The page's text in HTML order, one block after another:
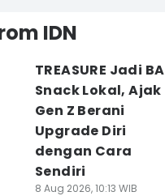
IDN
TREASURE Jadi BA
Snack Lokal, Ajak
Gen Z Berani
Upgrade Diri
dengan Cara
Sendiri
8 Aug 2026, 10:13 WIB